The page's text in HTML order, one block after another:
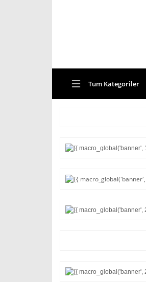
Tüm Kategoriler